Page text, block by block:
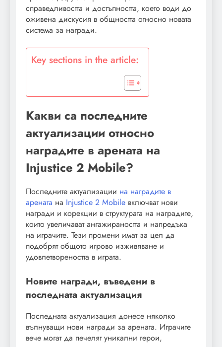
справедливостта и достъпността, което води до
оживена дискусия в общността относно новата
система за награди.
Key sections in the article:
Какви са последните
актуализации относно
наградите в арената на
Injustice 2 Mobile?
Последните актуализации на наградите в
арената на Injustice 2 Mobile включват нови
награди и корекции в структурата на наградите,
които увеличават ангажираността и напредъка
на играчите. Тези промени имат за цел да
подобрят общото игрово изживяване и
удовлетвореността в играта.
Новите награди, въведени в
последната актуализация
Последната актуализация донесе няколко
вълнуващи нови награди за арената. Играчите
вече могат да печелят уникални герои,